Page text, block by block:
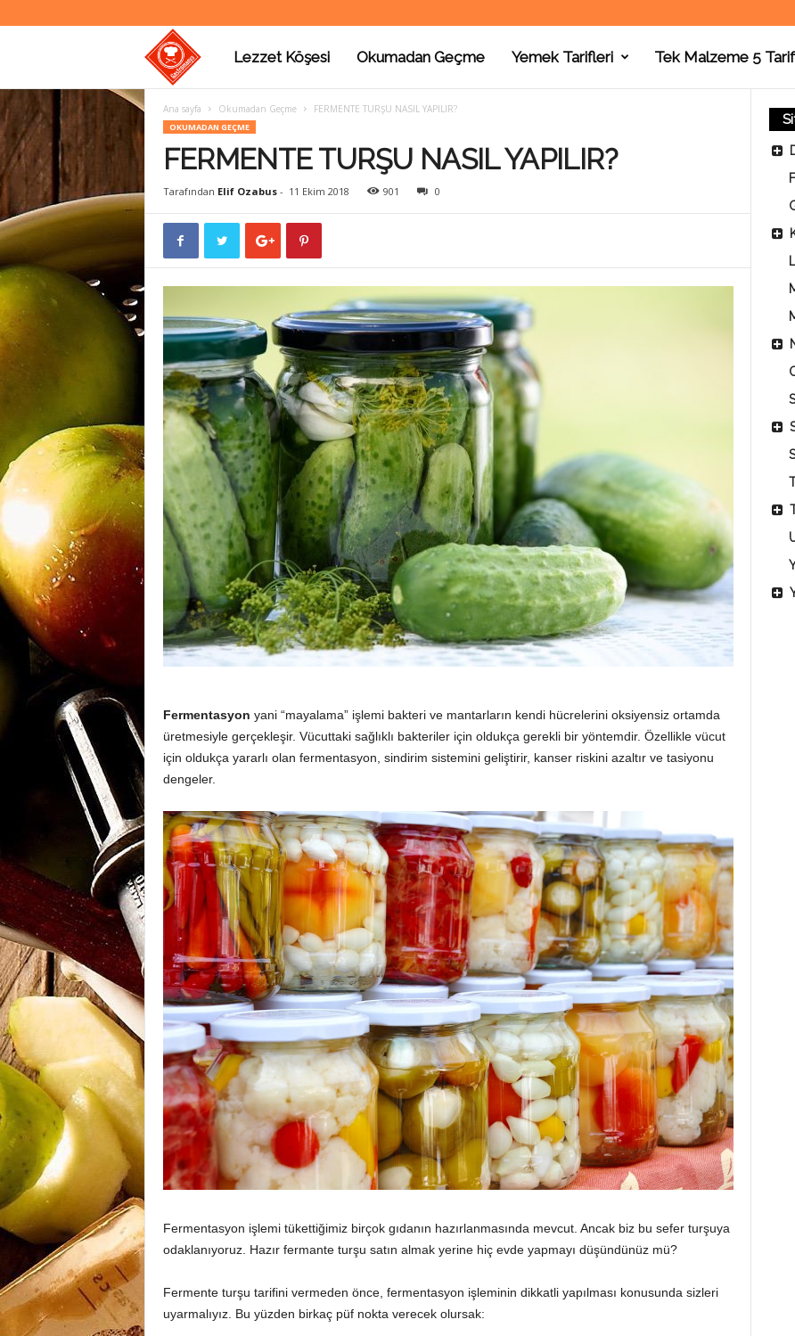
a
t
o
m
a
y
Lezzet Köşesi Okumadan Geçme Yemek Tarifleri Tek Malzeme 5 Tarif
Ana sayfa Okumadan Geçme FERMENTE TURŞU NASIL YAPILIR?
OKUMADAN GEÇME
FERMENTE TURŞU NASIL YAPILIR?
Tarafından Elif Ozabus- 11 Ekim 2018 901 0
Fermentasyon yani “mayalama” işlemi bakteri ve mantarların kendi hücrelerini oksiyensiz ortamda
üretmesiyle gerçekleşir. Vücuttaki sağlıklı bakteriler için oldukça gerekli bir yöntemdir. Özellikle vücut
için oldukça yararlı olan fermentasyon, sindirim sistemini geliştirir, kanser riskini azaltır ve tasiyonu
dengeler.
Fermentasyon işlemi tükettiğimiz birçok gıdanın hazırlanmasında mevcut. Ancak biz bu sefer turşuya
odaklanıyoruz. Hazır fermante turşu satın almak yerine hiç evde yapmayı düşündünüz mü?
Fermente turşu tarifini vermeden önce, fermentasyon işleminin dikkatli yapılması konusunda sizleri
uyarmalıyız. Bu yüzden birkaç püf nokta verecek olursak: